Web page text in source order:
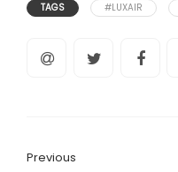
TAGS #LUXAIR
Previous